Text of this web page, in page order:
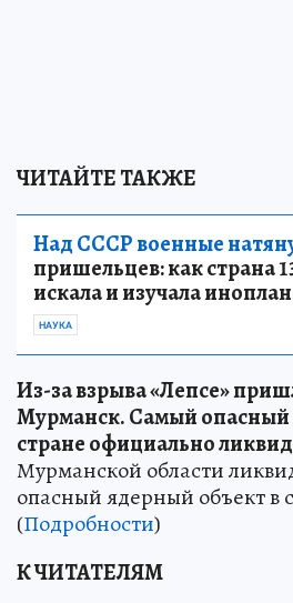
ЧИТАЙТЕ ТАКЖЕ
Над СССР военные
пришельцев: как страна
искала и изучала
НАУКА
Из-за взрыва «Лепсе»
Мурманск. Самый опасный
стране официально
Мурманской области
опасный ядерный объект в
(Подробности)
К ЧИТАТЕЛЯМ